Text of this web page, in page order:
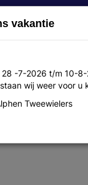
l sa
vakantie
28 -7-2026 t/m 10-
wij weer voor u
Tweewielers